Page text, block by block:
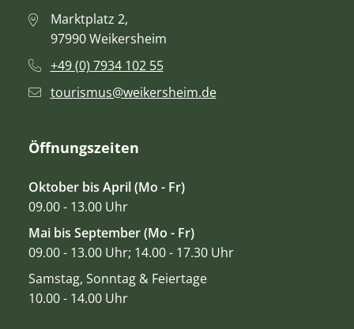
Marktplatz 2,
97990 Weikersheim
+49 (0) 7934 102 55
tourismus@weikersheim.de
Öffnungszeiten
Oktober bis April (Mo - Fr)
09.00 - 13.00 Uhr
Mai bis September (Mo - Fr)
09.00 - 13.00 Uhr; 14.00 - 17.30 Uhr
Samstag, Sonntag & Feiertage
10.00 - 14.00 Uhr